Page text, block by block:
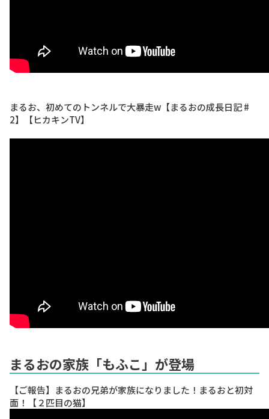
まるお、初めてのトンネルで大暴走w【まるおの成長日記 #
2】【ヒカキンTV】
まるおの家族「もふこ」が登場
【ご報告】まるおの兄弟が家族になりました！まるおと初対
面！【２匹目の猫】